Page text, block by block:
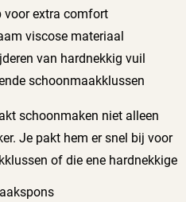
voor extra comfort
viscose materiaal
van hardnekkig vuil
schoonmaakklussen
schoonmaken niet alleen
Je pakt hem er snel bij voor
of die ene hardnekkige